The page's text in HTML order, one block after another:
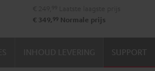
€ 349, 99 Normale prijs
SUPPORT